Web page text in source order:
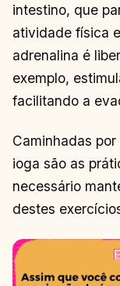
intestino, que
atividade física
adrenalina é
exemplo,
facilitando a
Caminhadas
ioga são as
necessário
destes